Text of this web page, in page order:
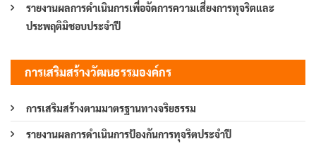
รายงานผลการดำเนินการเพื่อจัดการความเสี่ยงการทุจริตและ
ประพฤติมิชอบประจำปี
การเสริมสร้างวัฒนธรรมองค์กร
การเสริมสร้างตามมาตรฐานทางจริยธรรม
รายงานผลการดำเนินการป้องกันการทุจริตประจำปี